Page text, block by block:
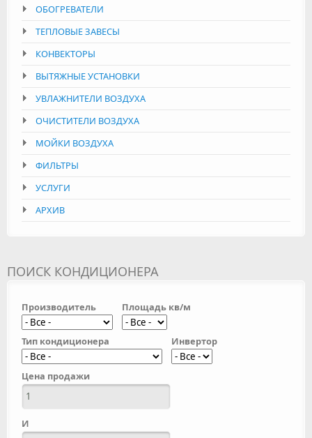
ОБОГРЕВАТЕЛИ
ТЕПЛОВЫЕ ЗАВЕСЫ
КОНВЕКТОРЫ
ВЫТЯЖНЫЕ УСТАНОВКИ
УВЛАЖНИТЕЛИ ВОЗДУХА
ОЧИСТИТЕЛИ ВОЗДУХА
МОЙКИ ВОЗДУХА
ФИЛЬТРЫ
УСЛУГИ
АРХИВ
ПОИСК КОНДИЦИОНЕРА
Производитель Площадь кв/м
Тип кондиционера Инвертор
Цена продажи
И